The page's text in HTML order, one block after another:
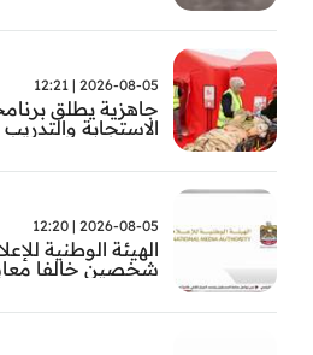
2026-08-05 | 12:21
جاهزية يطلق
الاستجابة
2026-08-05 | 12:20
الهيئة الوطنية
شخصين خالفا